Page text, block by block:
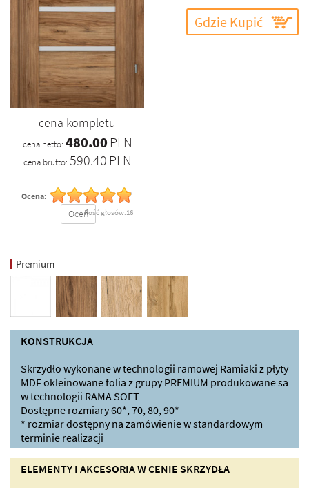
cena kompletu
cena netto: 480.00 PLN
cena brutto: 590.40 PLN
Ocena:
Ilość głosów:16
Oceń
Gdzie Kupić
Premium
KONSTRUKCJA
Skrzydło wykonane w technologii ramowej Ramiaki z płyty
MDF okleinowane folia z grupy PREMIUM produkowane sa
w technologii RAMA SOFT
Dostępne rozmiary 60*, 70, 80, 90*
* rozmiar dostępny na zamówienie w standardowym
terminie realizacji
ELEMENTY I AKCESORIA W CENIE SKRZYDŁA